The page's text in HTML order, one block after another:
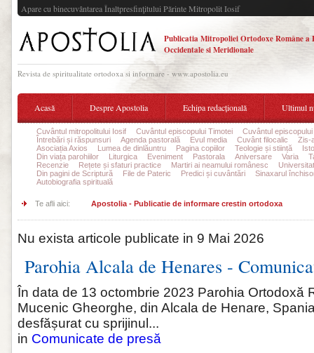
Apare cu binecuvântarea Înaltpresfinţitului Părinte Mitropolit Iosif
Publicatia Mitropoliei Ortodoxe Române a
Occidentale si Meridionale
Revista de spiritualitate ortodoxa si informare - www.apostolia.eu
Acasă Despre Apostolia Echipa redacțională Ultimul
Cuvântul mitropolitului Iosif Cuvântul episcopului Timotei
Cuvântul episcopului
Întrebări și răspunsuri
Agenda pastorală Evul media Cuvânt filocalic
Zis-
Asociația Axios
Lumea de dinlăuntru Pagina copiilor Teologie și stiință
Din viața parohiilor
Liturgica Eveniment Pastorala Aniversare Varia
Recenzie
Rețete și sfaturi practice Martiri ai neamului românesc
Din pagini de Scriptură
File de Pateric Predici și cuvântări
Sinaxarul
Autobiografia spirituală
Te afli aici: Apostolia - Publicatie de informare crestin ortodoxa
Nu exista articole publicate in 9 Mai 2026
Parohia Alcala de Henares -
În data de 13 octombrie 2023 Parohia Ortodoxă
Mucenic Gheorghe, din Alcala de Henare,
desfășurat cu sprijinul...
in Comunicate de presă